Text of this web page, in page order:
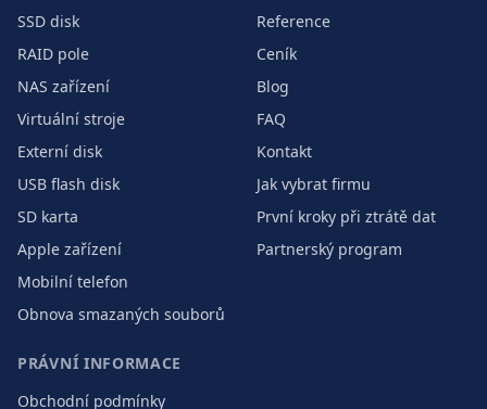
SSD disk
RAID pole
NAS zařízení
Virtuální stroje
Externí disk
USB flash disk
SD karta
Apple zařízení
Mobilní telefon
Obnova smazaných souborů
Reference
Ceník
Blog
FAQ
Kontakt
Jak vybrat firmu
První kroky při ztrátě dat
Partnerský program
PRÁVNÍ INFORMACE
Obchodní podmínky